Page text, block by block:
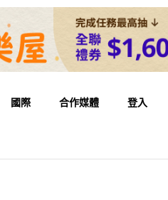
國際 合作媒體 登入